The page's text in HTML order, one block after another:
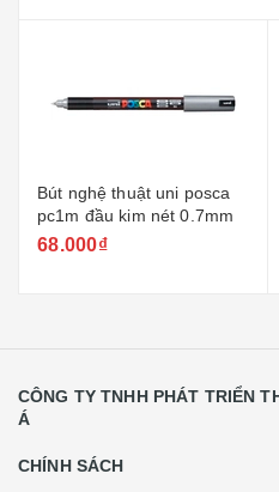
Bộ bút chì kim uni shift m3
/ m4 / m5 / m7 / m9-1010 +
ngòi 0.3 / 0.4 / 0.5 / 0.7 /
410.000₫
CÔNG TY TNHH PHÁT TRIỂN
Á
CHÍNH SÁCH